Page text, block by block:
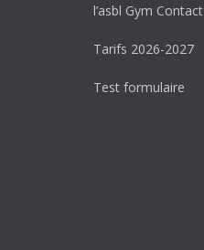
l’asbl Gym Contact
Tarifs 2026-2027
Test formulaire